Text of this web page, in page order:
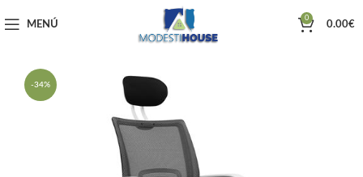
MENÚ
0
0.00€
-34%